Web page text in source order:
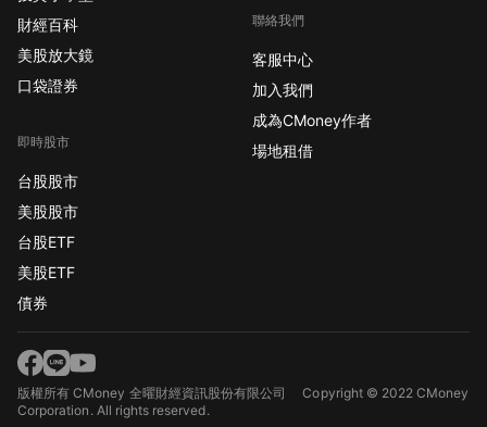
財經百科
美股放大鏡
口袋證券
即時股市
台股股市
美股股市
台股ETF
美股ETF
債券
聯絡我們
客服中心
加入我們
成為CMoney作者
場地租借
版權所有 CMoney 全曜財經資訊股份有限公司Copyright © 2022 CMoney
Corporation. All rights reserved.